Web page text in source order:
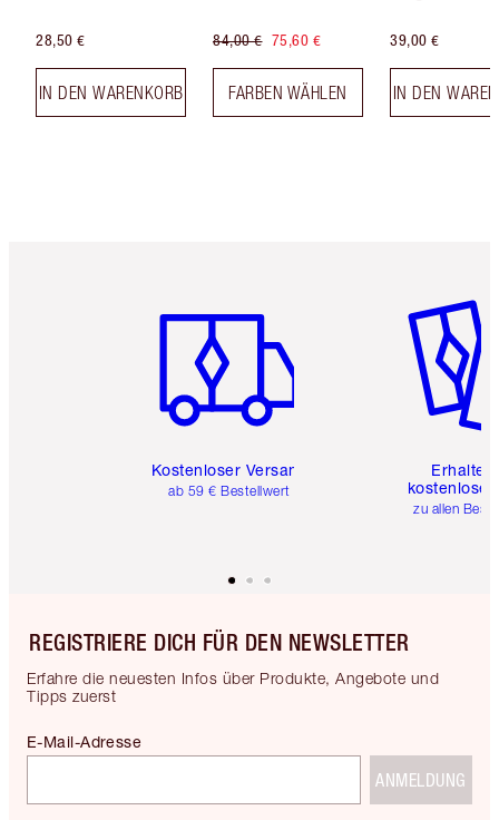
28,50 €
IN DEN WARENKORB
84,00 € 75,60 €
FARBEN WÄHLEN
39,00 €
IN DEN
Kostenloser Versand
ab 59 € Bestellwert
Erhalte
kostenlose
zu allen
REGISTRIERE DICH FÜR DEN NEWSLETTER
Erfahre die neuesten Infos über Produkte, Angebote und
Tipps zuerst
E-Mail-Adresse
ANMELDUNG